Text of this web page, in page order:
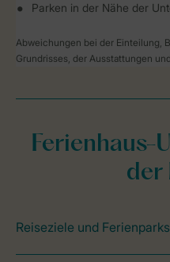
Parken in der Nähe der
Abweichungen bei der Einteilung,
Grundrisses, der Ausstattungen
Ferienhaus-
der
Reiseziele und Ferienparks